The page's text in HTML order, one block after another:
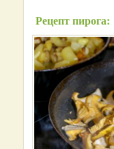
Рецепт пирога: